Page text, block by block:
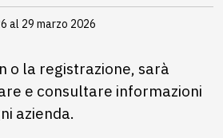
al 29 marzo 2026
o la registrazione, sarà
e consultare informazioni
azienda.